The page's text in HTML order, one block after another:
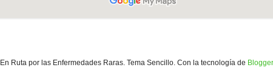
En Ruta por las Enfermedades Raras. Tema Sencillo. Con la tecnología de Blogger